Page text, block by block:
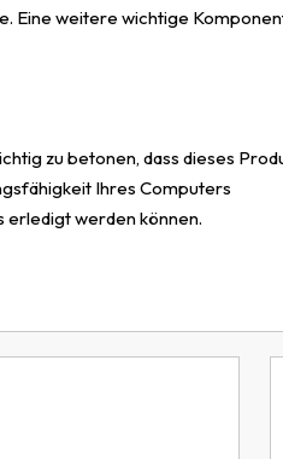
Eine weitere wichtige
zu betonen, dass dieses
Ihres Computers
erledigt werden können.